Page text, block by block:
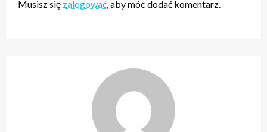
Musisz się zalogować, aby móc dodać komentarz.